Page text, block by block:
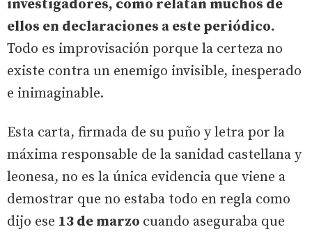
investigadores, como relatan muchos de
ellos en declaraciones a este periódico.
Todo es improvisación porque la certeza no
existe contra un enemigo invisible, inesperado
e inimaginable.
Esta carta, firmada de su puño y letra por la
máxima responsable de la sanidad castellana y
leonesa, no es la única evidencia que viene a
demostrar que no estaba todo en regla como
dijo ese 13 de marzo cuando aseguraba que